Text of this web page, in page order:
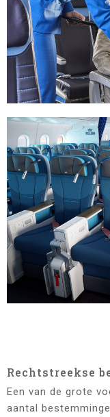
Rechtstreekse
Een van de grote
aantal